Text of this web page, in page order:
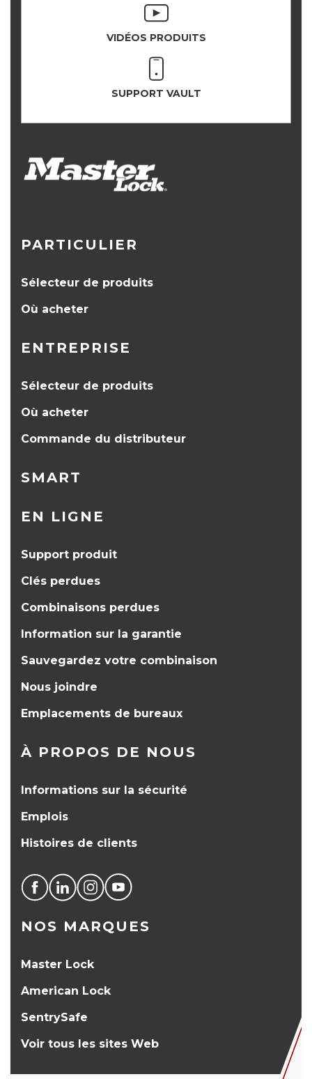
VIDÉOS PRODUITS
SUPPORT VAULT
PARTICULIER
Sélecteur de produits
Où acheter
ENTREPRISE
Sélecteur de produits
Où acheter
Commande du distributeur
SMART
EN LIGNE
Support produit
Clés perdues
Combinaisons perdues
Information sur la garantie
Sauvegardez votre combinaison
Nous joindre
Emplacements de bureaux
À PROPOS DE NOUS
Informations sur la sécurité
Emplois
Histoires de clients
NOS MARQUES
Master Lock
American Lock
SentrySafe
Voir tous les sites Web